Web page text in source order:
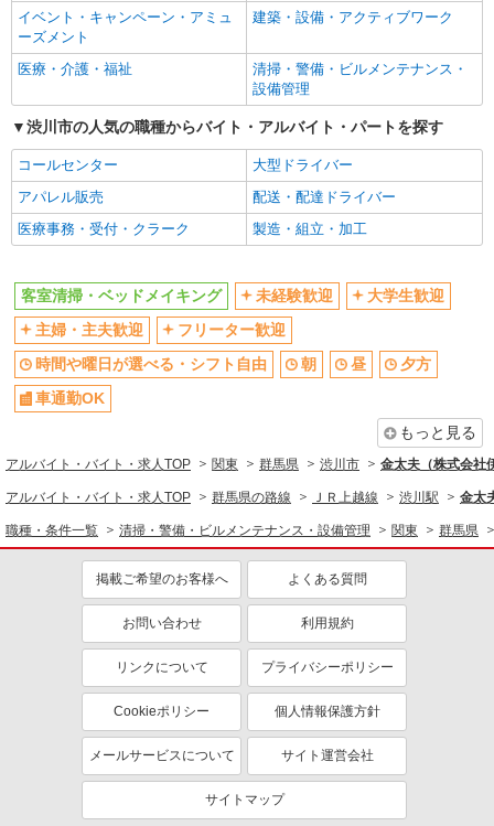
車通勤OK
副業・WワークOK
交通費支給
社宅・寮あり
清掃・警備・ビルメンテナンス・設備管理
同じ特徴から求人を探す
未経験歓迎
大学生歓迎
車通勤OK
副業・WワークOK
イベント・キャンペーン・アミュ
ーズメント
建築・設備・アクティブワーク
医療・介護・福祉
清掃・警備・ビルメンテナンス・
設備管理
渋川市の人気の職種からバイト・アルバイト・パートを探す
コールセンター
大型ドライバー
アパレル販売
配送・配達ドライバー
医療事務・受付・クラーク
製造・組立・加工
客室清掃・ベッドメイキング 未経験歓迎
大学生歓迎
主婦・主夫歓迎
フリーター歓迎
時間や曜日が選べる・シフト自由
朝 昼
夕方
車通勤OK
もっと見る
アルバイト・バイト・求人TOP 関東 群馬県 渋川市 金太夫（株式会社
アルバイト・バイト・求人TOP 群馬県の路線 ＪＲ上越線 渋川駅 金太
職種・条件一覧 清掃・警備・ビルメンテナンス・設備管理 関東 群馬県
掲載ご希望のお客様へ よくある質問
お問い合わせ 利用規約
リンクについて プライバシーポリシー
Cookieポリシー 個人情報保護方針
メールサービスについて サイト運営会社
サイトマップ